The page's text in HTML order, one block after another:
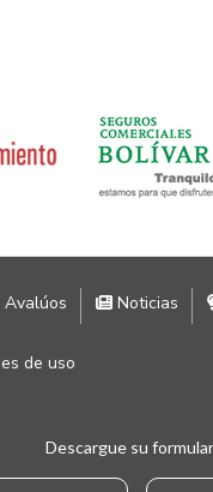
Avalúos Noticias
de uso
Descargue su